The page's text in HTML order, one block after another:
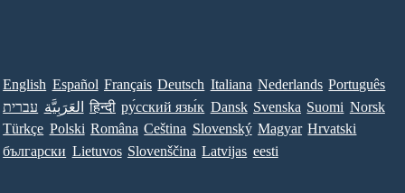
English Español Français Deutsch Italiana Nederlands Português
עברית العَرَبِيَّة हिन्दी ру́сский язы́к Dansk Svenska Suomi Norsk
Türkçe Polski Româna Ceština Slovenský Magyar Hrvatski
български Lietuvos Slovenščina Latvijas eesti